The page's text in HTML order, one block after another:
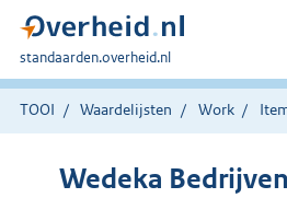
U
bent
hier:
standaarden.overheid.nl
TOOI Waardelijsten Work
Wedeka Bedrijven